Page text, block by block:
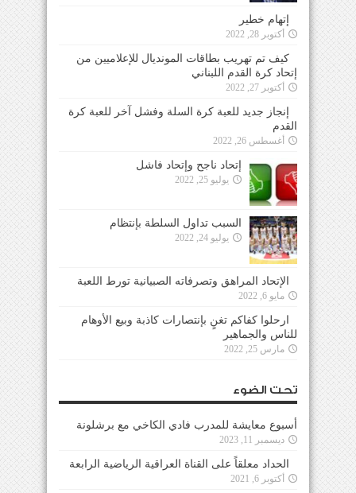
إتهام خطير
أكتوبر 28, 2022
كيف تم تهريب بطاقات المونديال للإعلاميين من
إتحاد كرة القدم اللبناني
أكتوبر 27, 2022
إنجاز جديد للعبة كرة السلة وفشل آخر للعبة كرة
القدم
أغسطس 26, 2022
إتحاد ناجح وإتحاد فاشل
يوليو 25, 2022
السبب تداول السلطة بإنتظام
يوليو 24, 2022
الإتحاد المراهق وتصرفاته الصبيانية تورط اللعبة
مايو 6, 2022
ارحلوا كفاكم تغنٍ بإنتصارات كاذبة وبيع الأوهام
للناس والجماهير
مارس 25, 2022
تحت الضوء
أسبوع معايشة للمدرب فادي الكاخي مع برشلونة
ديسمبر 11, 2023
الحداد معلقاً على القناة العراقية الرياضية الرابعة
أكتوبر 6, 2021